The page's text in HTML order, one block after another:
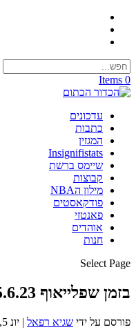
0 Items
עדכונים
כתבות
המגזין
Insignifistats
שיימס ברשת
קבוצות
מילון הNBA
פודקאסטים
פאנטזי
אוהדים
חנות
Select Page
בזמן שפלייאוף 5.6.23
פורסם על ידי שגיא רפאל | יונ 5, 2023